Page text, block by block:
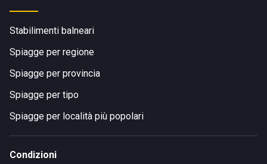
Stabilimenti balneari
Spiagge per regione
Spiagge per provincia
Spiagge per tipo
Spiagge per località più popolari
Condizioni